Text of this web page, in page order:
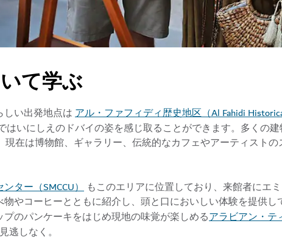
て学ぶ
しい出発地点はアル・ファフィディ歴史地区（Al Fahidi
はいにしえのドバイの姿を感じ取ることができます。多くの建
在は博物館、ギャラリー、伝統的なカフェやアーティストの
ター（SMCCU） もこのエリアに位置しており、来館者にエ
やコーヒーとともに紹介し、頭と口においしい体験を提供し
のパンケーキをはじめ現地の味覚が楽しめるアラビアン・テ
逃しなく。